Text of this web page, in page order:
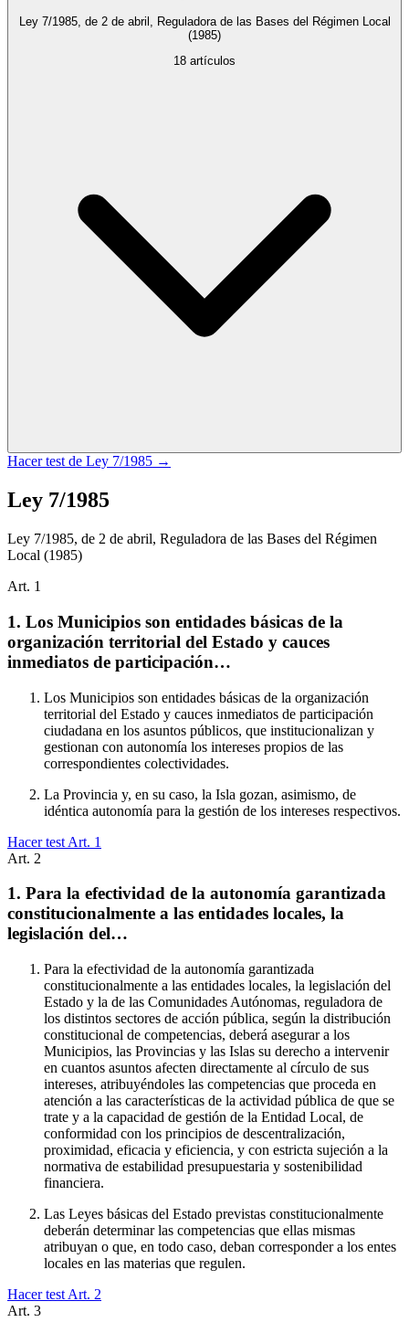
Ley 7/1985, de 2 de abril, Reguladora de las Bases del Régimen Local
(1985)
18 artículos
Hacer test de Ley 7/1985 →
Ley 7/1985
Ley 7/1985, de 2 de abril, Reguladora de las Bases del Régimen
Local (1985)
Art. 1
1. Los Municipios son entidades básicas de la
organización territorial del Estado y cauces
inmediatos de participación…
Los Municipios son entidades básicas de la organización
territorial del Estado y cauces inmediatos de participación
ciudadana en los asuntos públicos, que institucionalizan y
gestionan con autonomía los intereses propios de las
correspondientes colectividades.
La Provincia y, en su caso, la Isla gozan, asimismo, de
idéntica autonomía para la gestión de los intereses respectivos.
Hacer test Art. 1
Art. 2
1. Para la efectividad de la autonomía garantizada
constitucionalmente a las entidades locales, la
legislación del…
Para la efectividad de la autonomía garantizada
constitucionalmente a las entidades locales, la legislación del
Estado y la de las Comunidades Autónomas, reguladora de
los distintos sectores de acción pública, según la distribución
constitucional de competencias, deberá asegurar a los
Municipios, las Provincias y las Islas su derecho a intervenir
en cuantos asuntos afecten directamente al círculo de sus
intereses, atribuyéndoles las competencias que proceda en
atención a las características de la actividad pública de que se
trate y a la capacidad de gestión de la Entidad Local, de
conformidad con los principios de descentralización,
proximidad, eficacia y eficiencia, y con estricta sujeción a la
normativa de estabilidad presupuestaria y sostenibilidad
financiera.
Las Leyes básicas del Estado previstas constitucionalmente
deberán determinar las competencias que ellas mismas
atribuyan o que, en todo caso, deban corresponder a los entes
locales en las materias que regulen.
Hacer test Art. 2
Art. 3